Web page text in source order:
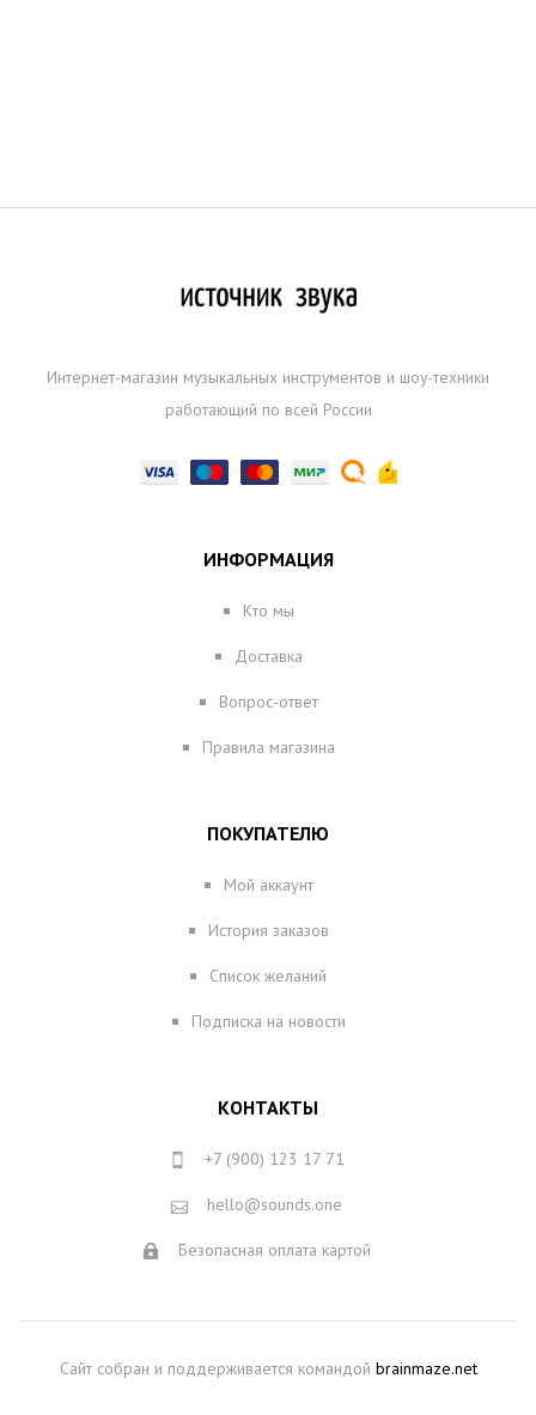
Интернет-магазин музыкальных инструментов и шоу-техники
работающий по всей России
ИНФОРМАЦИЯ
Кто мы
Доставка
Вопрос-ответ
Правила магазина
ПОКУПАТЕЛЮ
Мой аккаунт
История заказов
Список желаний
Подписка на новости
КОНТАКТЫ
+7 (900) 123 17 71
hello@sounds.one
Безопасная оплата картой
Сайт собран и поддерживается командой brainmaze.net